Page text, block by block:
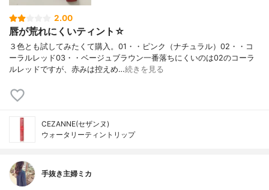
2.00
唇が荒れにくいティント☆
３色とも試してみたくて購入。01・・ピンク（ナチュラル）02・・コ
ーラルレッド03・・ベージュブラウン一番落ちにくいのは02のコーラ
ルレッドですが、赤みは控えめ…続きを見る
CEZANNE(セザンヌ)
ウォータリーティントリップ
手抜き主婦ミカ